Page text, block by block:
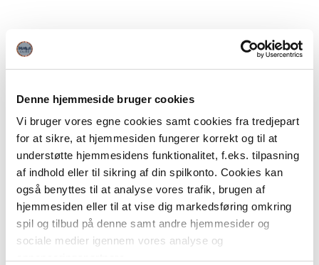
Denne hjemmeside bruger cookies
Vi bruger vores egne cookies samt cookies fra tredjepart
for at sikre, at hjemmesiden fungerer korrekt og til at
understøtte hjemmesidens funktionalitet, f.eks. tilpasning
af indhold eller til sikring af din spilkonto. Cookies kan
også benyttes til at analyse vores trafik, brugen af
hjemmesiden eller til at vise dig markedsføring omkring
spil og tilbud på denne samt andre hjemmesider og
sociale medier igennem vores analyse og